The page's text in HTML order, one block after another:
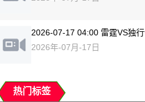
2026-07-17 04:00 雷霆VS独
2026年-07月-17日
热门标签